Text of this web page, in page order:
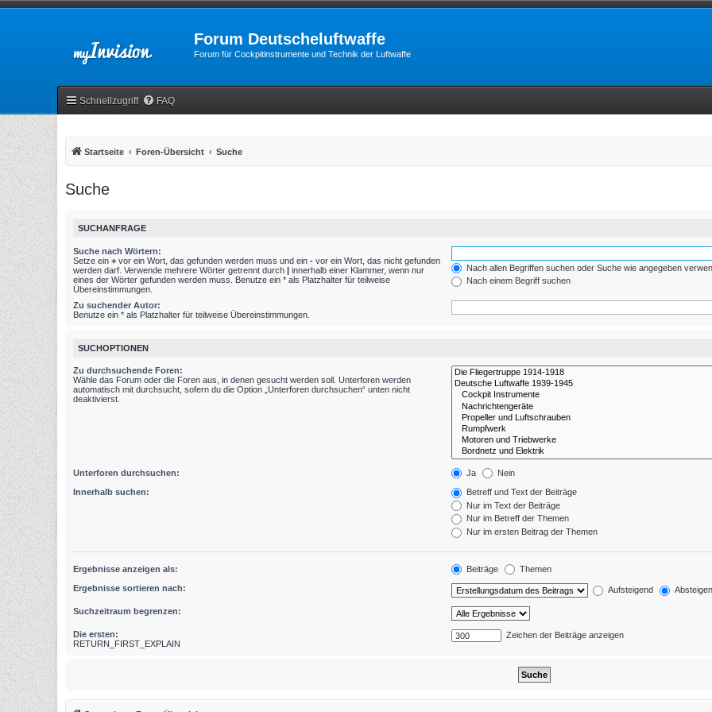
Forum Deutscheluftwaffe
Forum für Cockpitinstrumente und Technik der Luftwaffe
Schnellzugriff FAQ
Startseite Foren-Übersicht Suche
Suche
SUCHANFRAGE
Suche nach Wörtern:
Setze ein + vor ein Wort, das gefunden werden muss und ein - vor ein Wort, das nicht gefunden
werden darf. Verwende mehrere Wörter getrennt durch | innerhalb einer Klammer, wenn nur
eines der Wörter gefunden werden muss. Benutze ein * als Platzhalter für teilweise
Übereinstimmungen.
Nach allen Begriffen suchen oder Suche wie angegeben
Nach einem Begriff suchen
Zu suchender Autor:
Benutze ein * als Platzhalter für teilweise Übereinstimmungen.
SUCHOPTIONEN
Zu durchsuchende Foren:
Wähle das Forum oder die Foren aus, in denen gesucht werden soll. Unterforen werden
automatisch mit durchsucht, sofern du die Option „Unterforen durchsuchen“ unten nicht
deaktivierst.
Unterforen durchsuchen: Ja Nein
Innerhalb suchen:
Betreff und Text der Beiträge
Nur im Text der Beiträge
Nur im Betreff der Themen
Nur im ersten Beitrag der Themen
Ergebnisse anzeigen als: Beiträge Themen
Ergebnisse sortieren nach: Aufsteigend
Suchzeitraum begrenzen:
Die ersten:
RETURN_FIRST_EXPLAIN
Zeichen der Beiträge anzeigen